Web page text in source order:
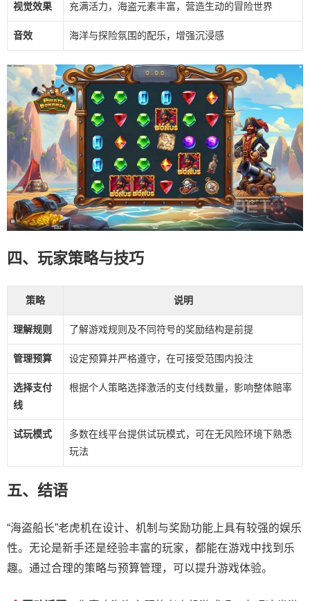
视觉效果 充满活力，海盗元素丰富，营造生动的冒险世界
音效 海洋与探险氛围的配乐，增强沉浸感
四、玩家策略与技巧
策略 说明
理解规则 了解游戏规则及不同符号的奖励结构是前提
管理预算 设定预算并严格遵守，在可接受范围内投注
选择支付
线
根据个人策略选择激活的支付线数量，影响整体赔率
试玩模式
多数在线平台提供试玩模式，可在无风险环境下熟悉
玩法
五、结语
“海盗船长”老虎机在设计、机制与奖励功能上具有较强的娱乐
性。无论是新手还是经验丰富的玩家，都能在游戏中找到乐
趣。通过合理的策略与预算管理，可以提升游戏体验。